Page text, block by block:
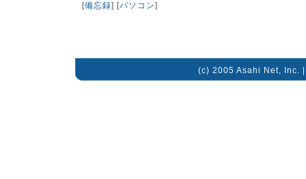
[備忘録] [パソコン]
(c) 2005 Asahi Net, Inc.